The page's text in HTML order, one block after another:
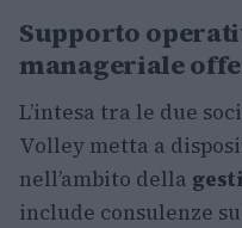
Supporto
manageriale
L’intesa tra le due
Volley metta a
nell’ambito della
include consulenze